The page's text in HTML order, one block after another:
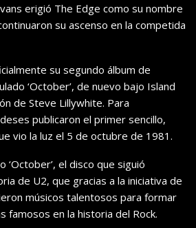
erigió The Edge como su nombre
su ascenso en la competida
su segundo álbum de
‘October’, de nuevo bajo Island
de Steve Lillywhite. Para
publicaron el primer sencillo,
vio la luz el 5 de octubre de 1981.
‘October’, el disco que siguió
de U2, que gracias a la iniciativa de
músicos talentosos para formar
famosos en la historia del Rock.